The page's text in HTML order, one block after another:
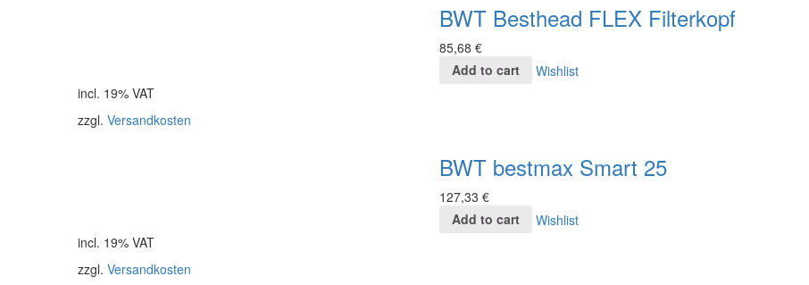
BWT Besthead FLEX Filterkopf
85,68 €
Add to cart
Wishlist
incl. 19% VAT
zzgl. Versandkosten
BWT bestmax Smart 25
127,33 €
Add to cart
Wishlist
incl. 19% VAT
zzgl. Versandkosten